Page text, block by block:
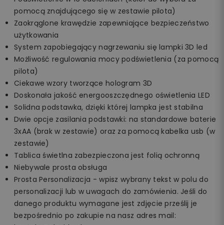
pomocą znajdującego się w zestawie pilota)
Zaokrąglone krawędzie zapewniające bezpieczeństwo
użytkowania
System zapobiegający nagrzewaniu się lampki 3D led
Możliwość regulowania mocy podświetlenia (za pomocą
pilota)
Ciekawe wzory tworzące hologram 3D
Doskonała jakość energooszczędnego oświetlenia LED
Solidna podstawka, dzięki której lampka jest stabilna
Dwie opcje zasilania podstawki: na standardowe baterie
3xAA (brak w zestawie) oraz za pomocą kabelka usb (w
zestawie)
Tablica świetlna zabezpieczona jest folią ochronną
Niebywale prosta obsługa
Prosta Personalizacja - wpisz wybrany tekst w polu do
personalizacji lub w uwagach do zamówienia. Jeśli do
danego produktu wymagane jest zdjęcie prześlij je
bezpośrednio po zakupie na nasz adres mail: